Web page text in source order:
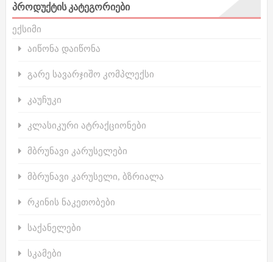
ᲞᲠᲝᲓᲣᲥᲢᲘᲡ ᲙᲐᲢᲔᲒᲝᲠᲘᲔᲑᲘ
ექსიმი
აიწონა დაიწონა
გარე სავარჯიშო კომპლექსი
კაუჩუკი
კლასიკური ატრაქციონები
მბრუნავი კარუსელები
მბრუნავი კარუსელი, ბზრიალა
რკინის ნაკეთობები
საქანელები
სკამები